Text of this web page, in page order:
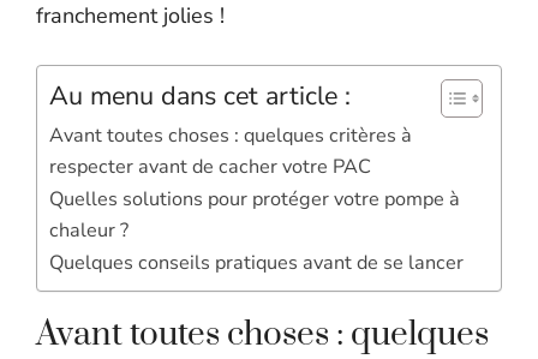
franchement jolies !
Au menu dans cet article :
Avant toutes choses : quelques critères à
respecter avant de cacher votre PAC
Quelles solutions pour protéger votre pompe à
chaleur ?
Quelques conseils pratiques avant de se lancer
Avant toutes choses : quelques